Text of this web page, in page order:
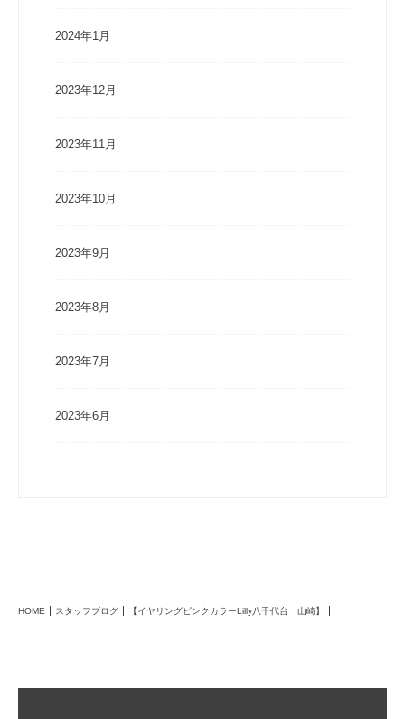
2024年1月
2023年12月
2023年11月
2023年10月
2023年9月
2023年8月
2023年7月
2023年6月
HOME スタッフブログ 【イヤリングピンクカラーLilly八千代台 山崎】